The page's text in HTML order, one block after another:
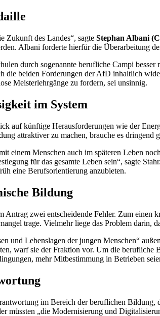
Zukunft des Landes“, sagte Stephan Albani
Albani forderte hierfür die Überarbeitung
durch sogenannte berufliche Campi
die beiden Forderungen der AfD inhaltlich
Meisterlehrgänge zu fordern, sei unsinnig.
im System
auf künftige Herausforderungen wie der
attraktiver zu machen, brauche es
einem Menschen auch im späteren Leben
für das gesamte Leben sein“, sagte
eine Berufsorientierung anzubieten.
Bildung
Antrag zwei entscheidende Fehler. Zum einen
trage. Vielmehr liege das Problem
und Lebenslagen der jungen Menschen“
warf sie der Fraktion vor. Um die
mehr Mitbestimmung in Betrieben
im Bereich der beruflichen Bildung,
müssten „die Modernisierung und